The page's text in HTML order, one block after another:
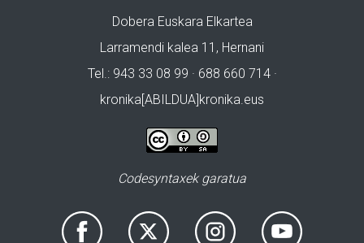
Dobera Euskara Elkartea
Larramendi kalea 11, Hernani
Tel.: 943 33 08 99 · 688 660 714 ·
kronika[ABILDUA]kronika.eus
Codesyntaxek garatua